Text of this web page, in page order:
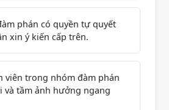
phán có quyền tự quyết
xin ý kiến cấp trên.
viên trong nhóm đàm phán
và tầm ảnh hưởng ngang